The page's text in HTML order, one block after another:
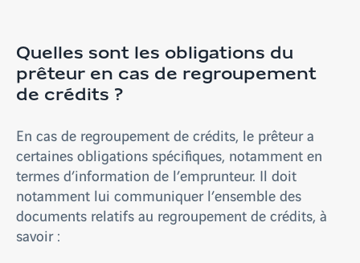
Quelles sont les obligations du
prêteur en cas de regroupement
de crédits ?
En cas de regroupement de crédits, le prêteur a
certaines obligations spécifiques, notamment en
termes d’information de l’emprunteur. Il doit
notamment lui communiquer l’ensemble des
documents relatifs au regroupement de crédits, à
savoir :